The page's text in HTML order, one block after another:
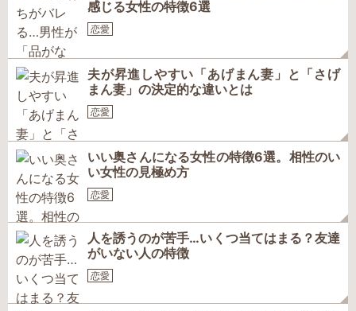
感じる女性の特徴6選
恋愛
夫が昇進しやすい「あげまん妻」と「さげ
まん妻」の決定的な違いとは
恋愛
いい奥さんになる女性の特徴6選。相性のい
い女性の見極め方
恋愛
人を誘うのが苦手…いくつ当てはまる？友達
がいない人の特徴
恋愛